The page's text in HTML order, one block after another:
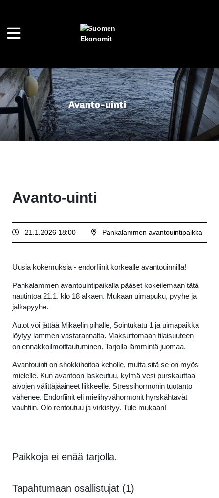
Avanto-uinti
21.1.2026 18:00 Pankalammen avantouintipaikka
Uusia kokemuksia - endorfiinit korkealle avantouinnilla!
Pankalammen avantouintipaikalla pääset kokeilemaan tätä
nautintoa 21.1. klo 18 alkaen. Mukaan uimapuku, pyyhe ja
jalkapyyhe.
Autot voi jättää Mikaelin pihalle, Sointukatu 1 ja uimapaikka
löytyy lammen vastarannalta. Maksuttomaan tilaisuuteen
on ennakkoilmoittautuminen. Tarjolla lämmintä juomaa.
Avantouinti on shokkihoitoa keholle, mutta sitä se on myös
mielelle. Kun avantoon laskeutuu, kylmä vesi purskauttaa
aivojen välittäjäaineet liikkeelle. Stressihormonin tuotanto
vähenee. Endorfiinit eli mielihyvähormonit hyrskähtävät
vauhtiin. Olo rentoutuu ja virkistyy. Tule mukaan!
Paikkoja ei enää tarjolla.
Tapahtumaan osallistujat (1)